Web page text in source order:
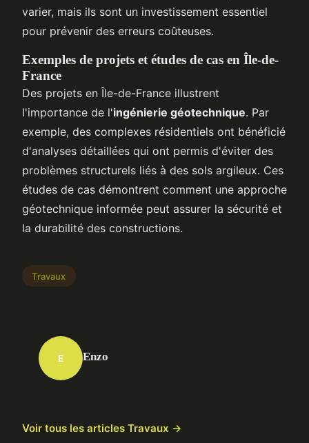
varier, mais ils sont un investissement essentiel
pour prévenir des erreurs coûteuses.
Exemples de projets et études de cas en Île-de-
France
Des projets en Île-de-France illustrent
l'importance de l'ingénierie géotechnique. Par
exemple, des complexes résidentiels ont bénéficié
d'analyses détaillées qui ont permis d'éviter des
problèmes structurels liés à des sols argileux. Ces
études de cas démontrent comment une approche
géotechnique informée peut assurer la sécurité et
la durabilité des constructions.
Travaux
E Enzo
Voir tous les articles Travaux →